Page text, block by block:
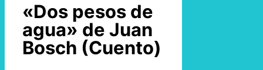
«Dos pesos de
agua» de Juan
Bosch (Cuento)